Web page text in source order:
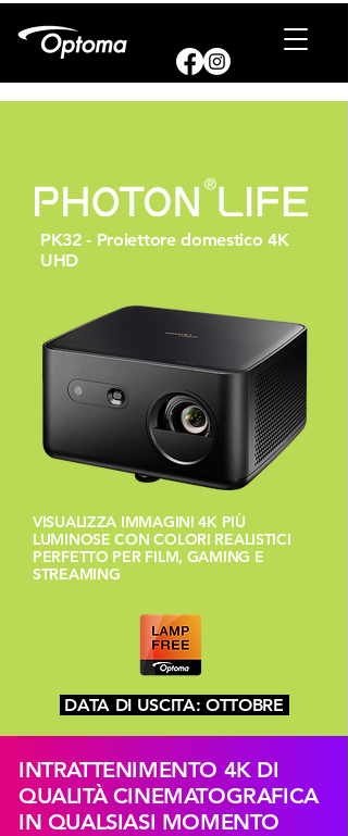
PK32 - Proiettore domestico 4K
UHD
VISUALIZZA IMMAGINI 4K PIÙ
LUMINOSE CON COLORI REALISTICI
PERFETTO PER FILM, GAMING E
STREAMING
DATA DI USCITA: OTTOBRE
INTRATTENIMENTO 4K DI
QUALITÀ CINEMATOGRAFICA
IN QUALSIASI MOMENTO